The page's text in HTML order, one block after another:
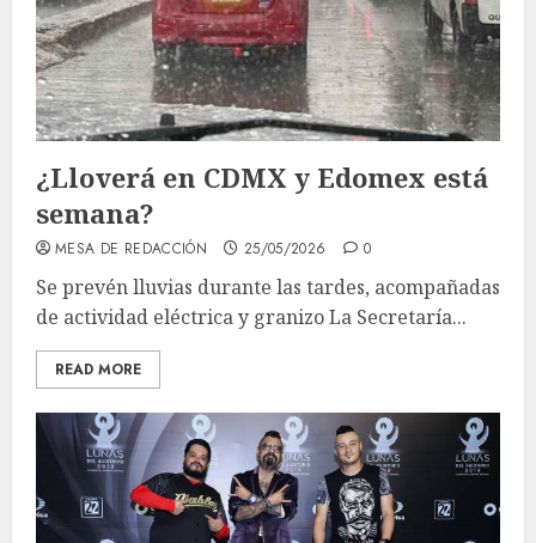
¿Lloverá en CDMX y Edomex está
semana?
MESA DE REDACCIÓN 25/05/2026 0
Se prevén lluvias durante las tardes, acompañadas
de actividad eléctrica y granizo La Secretaría...
READ MORE